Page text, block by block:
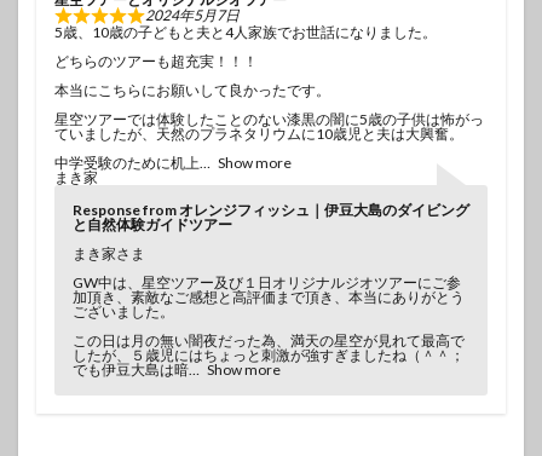
2024年5月7日
5歳、10歳の子どもと夫と4人家族でお世話になりました。
どちらのツアーも超充実！！！
本当にこちらにお願いして良かったです。
星空ツアーでは体験したことのない漆黒の闇に5歳の子供は怖がっ
ていましたが、天然のプラネタリウムに10歳児と夫は大興奮。
中学受験のために机上
Show more
まき家
Response from オレンジフィッシュ｜伊豆大島のダイビング
と自然体験ガイドツアー
まき家さま
GW中は、星空ツアー及び１日オリジナルジオツアーにご参
加頂き、素敵なご感想と高評価まで頂き、本当にありがとう
ございました。
この日は月の無い闇夜だった為、満天の星空が見れて最高で
したが、５歳児にはちょっと刺激が強すぎましたね（＾＾；
でも伊豆大島は暗
Show more